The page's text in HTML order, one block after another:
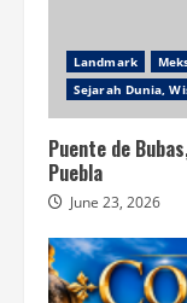
Landmark
Sejarah Dunia,
Puente de
Puebla
June 23, 2026